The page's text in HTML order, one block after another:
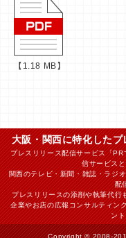
【1.18 MB】
大阪・関西に特化した
プレスリリース配信サービス「
信サービス
関西のテレビ・新聞・雑誌・ラジ
配
プレスリリースの添削や執筆代行
企業やお店の広報コンサルティン
ン